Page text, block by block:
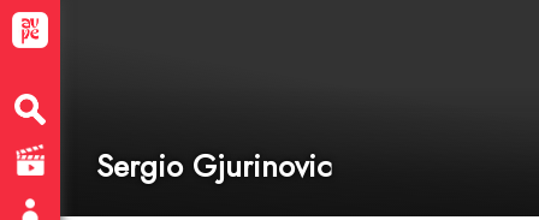
Sergio Gjurinovic